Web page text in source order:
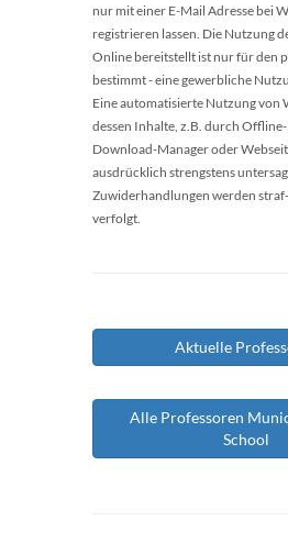
nur mit einer E-Mail Adresse bei
registrieren lassen. Die Nutzung
Online bereitstellt ist nur für den
bestimmt - eine gewerbliche
Eine automatisierte Nutzung von
dessen Inhalte, z.B. durch
Download-Manager oder
ausdrücklich strengstens
Zuwiderhandlungen werden
verfolgt.
Aktuelle
Alle Professoren
School